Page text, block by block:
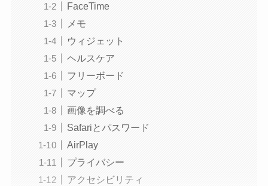
FaceTime
メモ
ウィジェット
ヘルスケア
フリーボード
マップ
画像を調べる
Safariとパスワード
AirPlay
プライバシー
アクセシビリティ